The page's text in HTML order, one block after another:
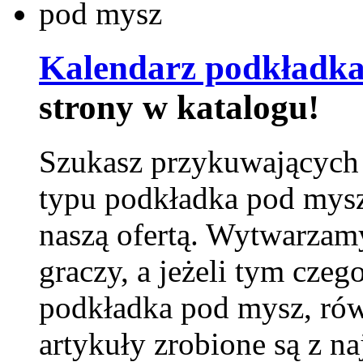
Kalendarz
strony w katalogu!
Szukasz
typu podkładka pod
naszą ofertą.
graczy, a jeżeli tym
podkładka pod mysz,
artykuły zrobione są z